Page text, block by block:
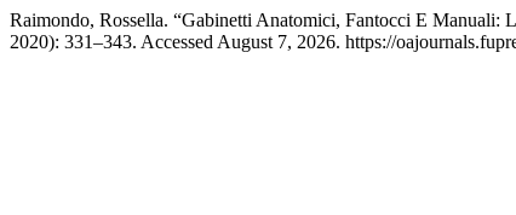
Raimondo, Rossella. “Gabinetti Anatomici, Fantocci E Manuali:
2020): 331–343. Accessed August 7, 2026. https://